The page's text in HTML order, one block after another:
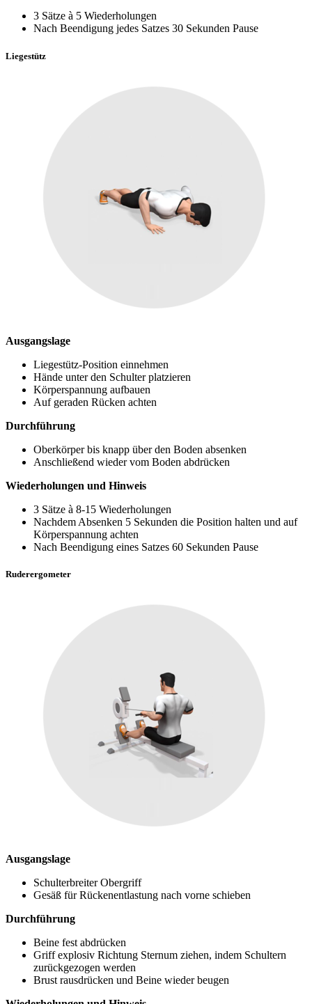
3 Sätze à 5 Wiederholungen
Nach Beendigung jedes Satzes 30 Sekunden Pause
Liegestütz
Ausgangslage
Liegestütz-Position einnehmen
Hände unter den Schulter platzieren
Körperspannung aufbauen
Auf geraden Rücken achten
Durchführung
Oberkörper bis knapp über den Boden absenken
Anschließend wieder vom Boden abdrücken
Wiederholungen und Hinweis
3 Sätze à 8-15 Wiederholungen
Nachdem Absenken 5 Sekunden die Position halten und auf
Körperspannung achten
Nach Beendigung eines Satzes 60 Sekunden Pause
Ruderergometer
Ausgangslage
Schulterbreiter Obergriff
Gesäß für Rückenentlastung nach vorne schieben
Durchführung
Beine fest abdrücken
Griff explosiv Richtung Sternum ziehen, indem Schultern
zurückgezogen wer­den
Brust rausdrücken und Beine wieder beugen